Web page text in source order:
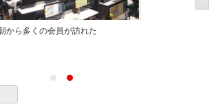
から多くの会員が訪れた